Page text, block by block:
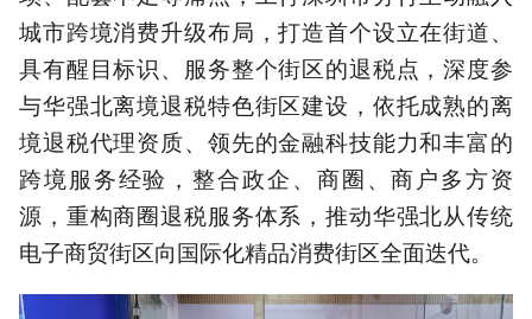
城市跨境消费升级布局，打造首个设立在街道、
具有醒目标识、服务整个街区的退税点，深度参
与华强北离境退税特色街区建设，依托成熟的离
境退税代理资质、领先的金融科技能力和丰富的
跨境服务经验，整合政企、商圈、商户多方资
源，重构商圈退税服务体系，推动华强北从传统
电子商贸街区向国际化精品消费街区全面迭代。